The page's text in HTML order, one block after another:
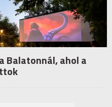
Balatonnál, ahol a